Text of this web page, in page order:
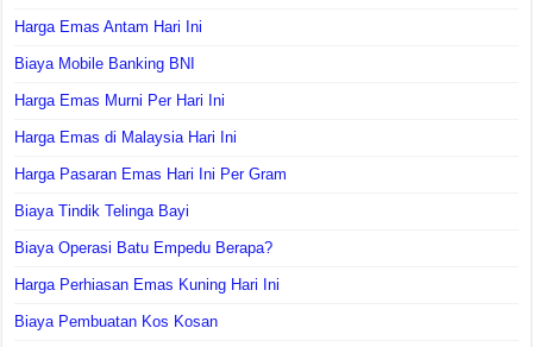
Harga Emas Antam Hari Ini
Biaya Mobile Banking BNI
Harga Emas Murni Per Hari Ini
Harga Emas di Malaysia Hari Ini
Harga Pasaran Emas Hari Ini Per Gram
Biaya Tindik Telinga Bayi
Biaya Operasi Batu Empedu Berapa?
Harga Perhiasan Emas Kuning Hari Ini
Biaya Pembuatan Kos Kosan